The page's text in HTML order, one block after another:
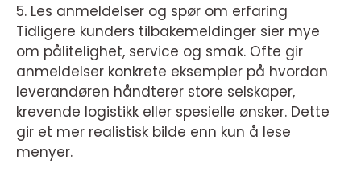
5. Les anmeldelser og spør om erfaring
Tidligere kunders tilbakemeldinger sier mye
om pålitelighet, service og smak. Ofte gir
anmeldelser konkrete eksempler på hvordan
leverandøren håndterer store selskaper,
krevende logistikk eller spesielle ønsker. Dette
gir et mer realistisk bilde enn kun å lese
menyer.